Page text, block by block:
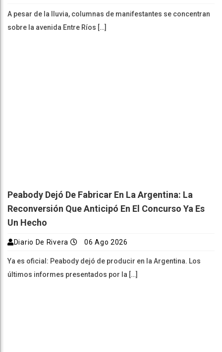
A pesar de la lluvia, columnas de manifestantes se concentran
sobre la avenida Entre Ríos […]
Peabody Dejó De Fabricar En La Argentina: La
Reconversión Que Anticipó En El Concurso Ya Es
Un Hecho
Diario De Rivera 06 Ago 2026
Ya es oficial: Peabody dejó de producir en la Argentina. Los
últimos informes presentados por la […]